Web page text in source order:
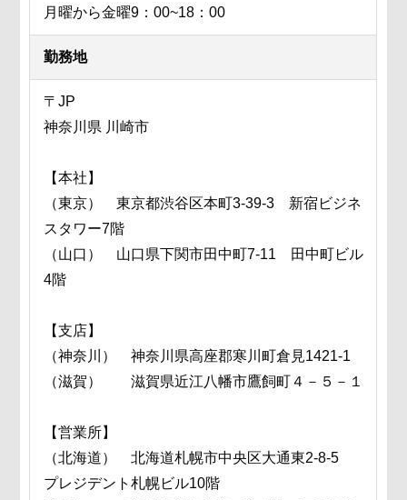
月曜から金曜9：00~18：00
勤務地
〒JP
神奈川県 川崎市
【本社】
（東京） 東京都渋谷区本町3-39-3 新宿ビジネ
スタワー7階
（山口） 山口県下関市田中町7-11 田中町ビル
4階
【支店】
（神奈川） 神奈川県高座郡寒川町倉見1421-1
（滋賀） 滋賀県近江八幡市鷹飼町４－５－１
【営業所】
（北海道） 北海道札幌市中央区大通東2-8-5
プレジデント札幌ビル10階